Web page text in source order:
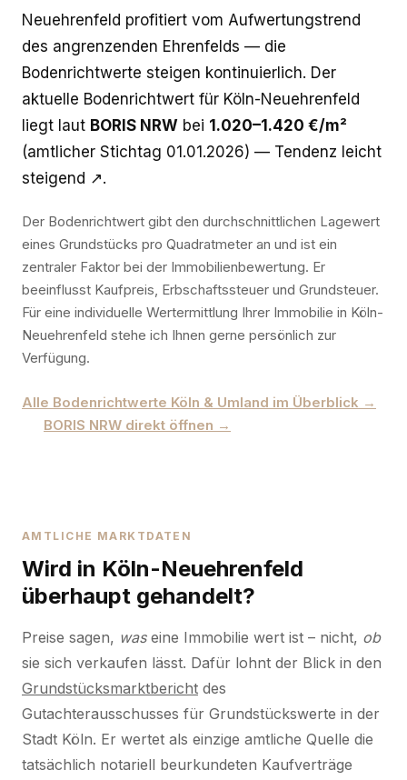
Neuehrenfeld profitiert vom Aufwertungstrend
des angrenzenden Ehrenfelds — die
Bodenrichtwerte steigen kontinuierlich. Der
aktuelle Bodenrichtwert für Köln-Neuehrenfeld
liegt laut BORIS NRW bei 1.020–1.420 €/m²
(amtlicher Stichtag 01.01.2026) — Tendenz leicht
steigend ↗.
Der Bodenrichtwert gibt den durchschnittlichen Lagewert
eines Grundstücks pro Quadratmeter an und ist ein
zentraler Faktor bei der Immobilienbewertung. Er
beeinflusst Kaufpreis, Erbschaftssteuer und Grundsteuer.
Für eine individuelle Wertermittlung Ihrer Immobilie in Köln-
Neuehrenfeld stehe ich Ihnen gerne persönlich zur
Verfügung.
Alle Bodenrichtwerte Köln & Umland im Überblick →
BORIS NRW direkt öffnen →
AMTLICHE MARKTDATEN
Wird in Köln-Neuehrenfeld
überhaupt gehandelt?
Preise sagen, waseine Immobilie wert ist – nicht, ob
sie sich verkaufen lässt. Dafür lohnt der Blick in den
Grundstücksmarktbericht des
Gutachterausschusses für Grundstückswerte in der
Stadt Köln. Er wertet als einzige amtliche Quelle die
tatsächlich notariell beurkundeten Kaufverträge